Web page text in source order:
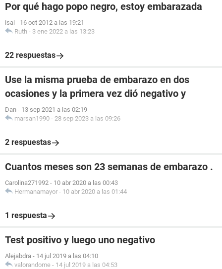
Por qué hago popo negro, estoy embarazada
isai - 16 oct 2012 a las 19:21
Ruth - 3 ene 2022 a las 13:23
22 respuestas
Use la misma prueba de embarazo en dos
ocasiones y la primera vez dió negativo y
Dan - 13 sep 2021 a las 02:19
marsan1990 - 28 sep 2023 a las 09:26
2 respuestas
Cuantos meses son 23 semanas de embarazo .
Carolina271992 - 10 abr 2020 a las 00:43
Hermanamayor - 10 abr 2020 a las 01:44
1 respuesta
Test positivo y luego uno negativo
Alejabdra - 14 jul 2019 a las 04:10
valorandome - 14 jul 2019 a las 04:53